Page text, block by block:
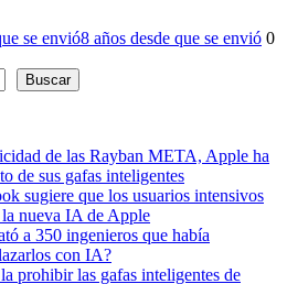
se envió8 años desde que se envió 0
Buscar
de las Rayban META, Apple ha
de sus gafas inteligentes
sugiere que los usuarios intensivos
nueva IA de Apple
a 350 ingenieros que había
con IA?
prohibir las gafas inteligentes de